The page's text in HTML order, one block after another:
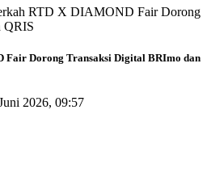
RTD X DIAMOND Fair Dorong
QRIS
Fair Dorong Transaksi Digital BRImo dan
2026, 09:57